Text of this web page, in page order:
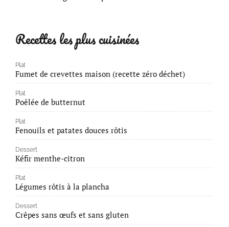
Recettes les plus cuisinées
Plat
Fumet de crevettes maison (recette zéro déchet)
Plat
Poêlée de butternut
Plat
Fenouils et patates douces rôtis
Dessert
Kéfir menthe-citron
Plat
Légumes rôtis à la plancha
Dessert
Crêpes sans œufs et sans gluten